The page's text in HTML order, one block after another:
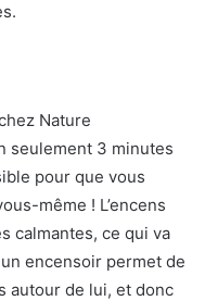
Nature
seulement 3 minutes
pour que vous
même ! L’encens
calmantes, ce qui va
encensoir permet de
autour de lui, et donc